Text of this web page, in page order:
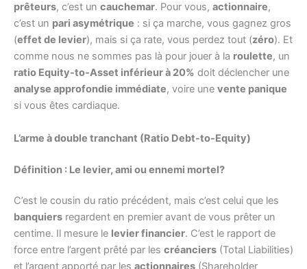
prêteurs, c’est un cauchemar. Pour vous, actionnaire,
c’est un pari asymétrique : si ça marche, vous gagnez gros
(effet de levier), mais si ça rate, vous perdez tout (zéro). Et
comme nous ne sommes pas là pour jouer à la roulette, un
ratio Equity-to-Asset inférieur à 20% doit déclencher une
analyse approfondie immédiate, voire une vente panique
si vous êtes cardiaque.
L’arme à double tranchant (Ratio Debt-to-Equity)
Définition : Le levier, ami ou ennemi mortel?
C’est le cousin du ratio précédent, mais c’est celui que les
banquiers regardent en premier avant de vous prêter un
centime. Il mesure le levier financier. C’est le rapport de
force entre l’argent prêté par les créanciers (Total Liabilities)